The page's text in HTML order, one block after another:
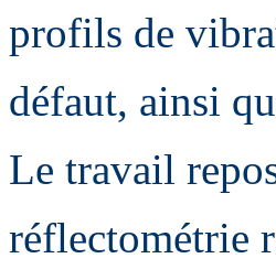
profils de
défaut, ainsi
Le travail
réflectométrie